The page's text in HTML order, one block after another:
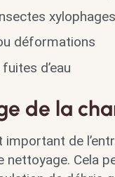
xylophages
déformations
d’eau
de la
important de
nettoyage. Cela